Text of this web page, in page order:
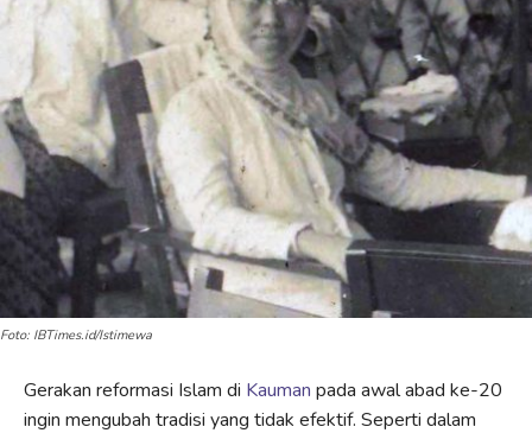
Foto: IBTimes.id/Istimewa
Gerakan reformasi Islam di Kauman pada awal abad ke-20
ingin mengubah tradisi yang tidak efektif. Seperti dalam